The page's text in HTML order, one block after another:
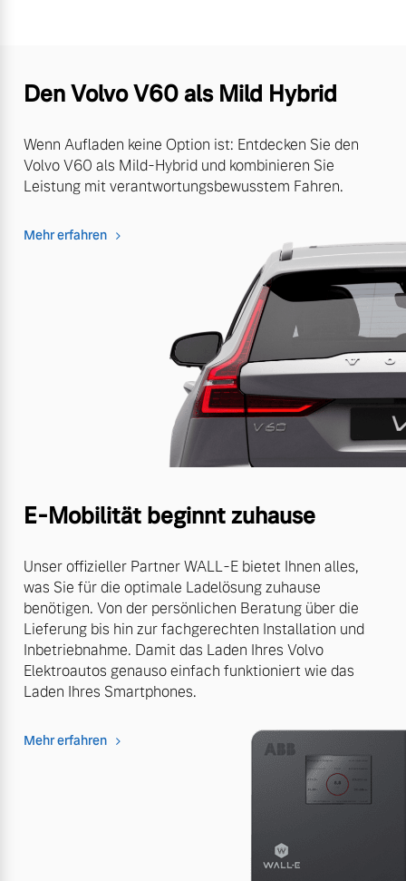
Den Volvo V60 als Mild Hybrid
Wenn Aufladen keine Option ist: Entdecken Sie den
Volvo V60 als Mild-Hybrid und kombinieren Sie
Leistung mit verantwortungsbewusstem Fahren.
Mehr erfahren
E-Mobilität beginnt zuhause
Unser offizieller Partner WALL-E bietet Ihnen alles,
was Sie für die optimale Ladelösung zuhause
benötigen. Von der persönlichen Beratung über die
Lieferung bis hin zur fachgerechten Installation und
Inbetriebnahme. Damit das Laden Ihres Volvo
Elektroautos genauso einfach funktioniert wie das
Laden Ihres Smartphones.
Mehr erfahren